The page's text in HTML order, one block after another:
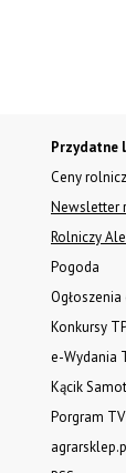
Przydatne
Ceny
Newsletter
Rolniczy
Pogoda
Konkursy
e-Wydania
Kącik
Porgram TV